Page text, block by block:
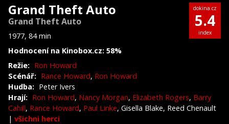
Grand Theft Auto
Grand Theft Auto
1977, 84 min
Hodnocení na Kinobox.cz: 58%
dokina.cz
5.4
index
Režie: Ron Howard
Scénář: Rance Howard, Ron Howard
Hudba: Peter Ivers
Hrají: Ron Howard, Nancy Morgan, Elizabeth Rogers, Barry
Cahill, Rance Howard, Paul Linke, Gisella Blake, Reed Chenault
| všichni herci